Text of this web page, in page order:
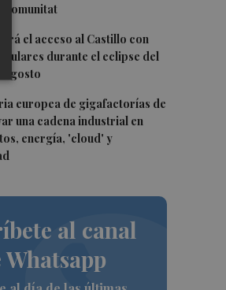
Comunitat
el acceso al Castillo con
durante el eclipse del
agosto
europea de gigafactorías de
una cadena industrial en
energía, 'cloud' y
al canal
Whatsapp